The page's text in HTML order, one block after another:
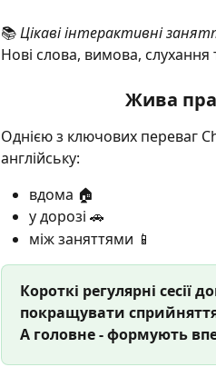
📚 Цікаві інтерактивні
Нові слова, вимова,
Жива
Однією з ключових переваг
англійську:
вдома 🏠
у дорозі 🚗
між заняттями 📱
Короткі регулярні сесії
покращувати
А головне - формують